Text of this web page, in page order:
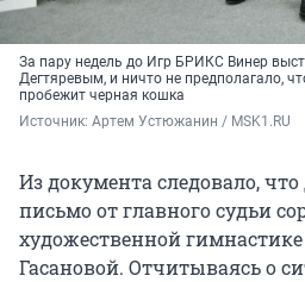
За пару недель до Игр БРИКС Винер
Дегтяревым, и ничто не предполагало,
пробежит черная кошка
Источник: Артем Устюжанин / MSK1.RU
Из документа следовало,
письмо от главного судьи
художественной
Гасановой. Отчитываясь о